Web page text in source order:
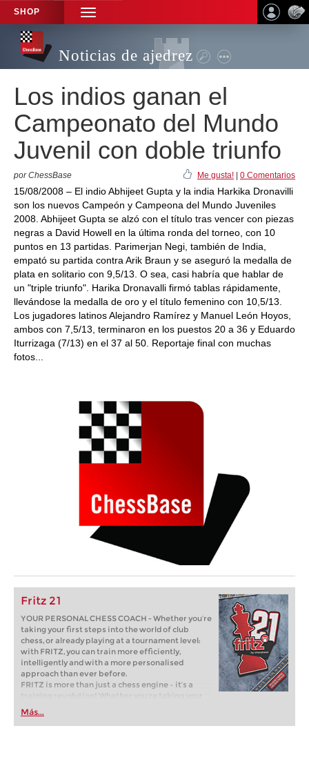
SHOP
TOGGLE
NAVIGATION
Noticias de ajedrez
Los indios ganan el
Campeonato del Mundo
Juvenil con doble triunfo
por ChessBase Me gusta! 0 Comentarios
15/08/2008 – El indio Abhijeet Gupta y la india Harkika Dronavilli
son los nuevos Campeón y Campeona del Mundo Juveniles
2008. Abhijeet Gupta se alzó con el título tras vencer con piezas
negras a David Howell en la última ronda del torneo, con 10
puntos en 13 partidas. Parimerjan Negi, también de India,
empató su partida contra Arik Braun y se aseguró la medalla de
plata en solitario con 9,5/13. O sea, casi habría que hablar de
un "triple triunfo". Harika Dronavalli firmó tablas rápidamente,
llevándose la medalla de oro y el título femenino con 10,5/13.
Los jugadores latinos Alejandro Ramírez y Manuel León Hoyos,
ambos con 7,5/13, terminaron en los puestos 20 a 36 y Eduardo
Iturrizaga (7/13) en el 37 al 50. Reportaje final con muchas
fotos...
Fritz 21
YOUR PERSONAL CHESS COACH - Whether you’re
taking your first steps into the world of club
chess, or already playing at a tournament level:
with FRITZ, you can train more efficiently,
intelligently and with a more personalised
approach than ever before.
FRITZ is more than just a chess engine – it’s a
training revolution! Whether you’re taking your
first steps into the world of club chess, or already
playing at a tournament level: with FRITZ, you can
train more efficiently, intelligently and with a
Más...